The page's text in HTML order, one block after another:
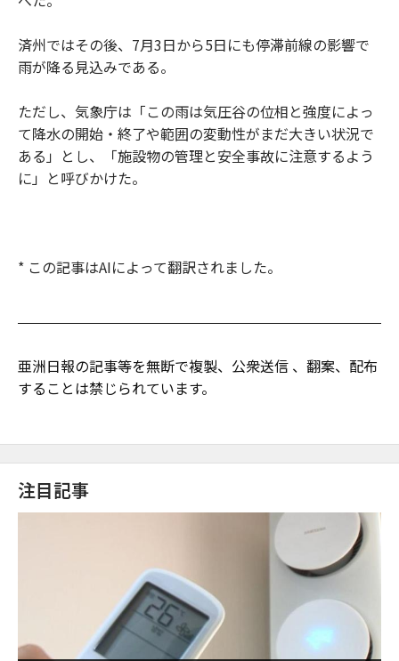
済州ではその後、7月3日から5日にも停滞前線の影響で
雨が降る見込みである。
ただし、気象庁は「この雨は気圧谷の位相と強度によっ
て降水の開始・終了や範囲の変動性がまだ大きい状況で
ある」とし、「施設物の管理と安全事故に注意するよう
に」と呼びかけた。
* この記事はAIによって翻訳されました。
亜洲日報の記事等を無断で複製、公衆送信 、翻案、配布
することは禁じられています。
注目記事